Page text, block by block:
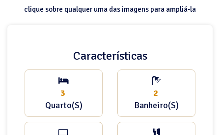
clique sobre qualquer uma das imagens para ampliá-la
Características
3
Quarto(s)
2
Banheiro(s)